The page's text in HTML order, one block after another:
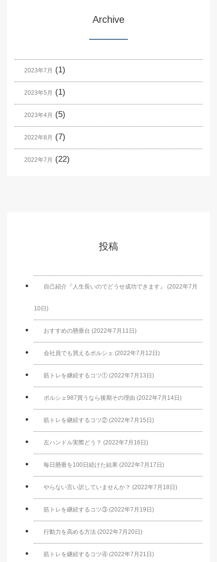
Archive
2023年7月 (1)
2023年5月 (1)
2023年4月 (5)
2022年8月 (7)
2022年7月 (22)
投稿
自己紹介『人生長いのでどうせ成功できます』 (2022年7月
10日)
おすすめの懸垂台 (2022年7月11日)
会社員でも買えるポルシェ (2022年7月12日)
筋トレを継続するコツ① (2022年7月13日)
ポルシェ987買うなら後期その理由 (2022年7月14日)
筋トレを継続するコツ② (2022年7月15日)
左ハンドル実際どう？ (2022年7月16日)
毎日懸垂を100日続けた結果 (2022年7月17日)
やらない言い訳していませんか？ (2022年7月18日)
筋トレを継続するコツ③ (2022年7月19日)
行動力を高める方法 (2022年7月20日)
筋トレを継続するコツ④ (2022年7月21日)